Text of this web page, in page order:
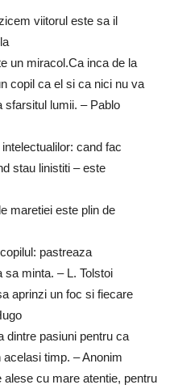
viitorul este sa il
un miracol.Ca inca de la
copil ca el si ca nici nu va
sfarsitul lumii. – Pablo
cand fac
stau linistiti – este
maretiei este plin de
pastreaza
sa minta. – L. Tolstoi
aprinzi un foc si fiecare
dintre pasiuni pentru ca
timp. – Anonim
cu mare atentie, pentru